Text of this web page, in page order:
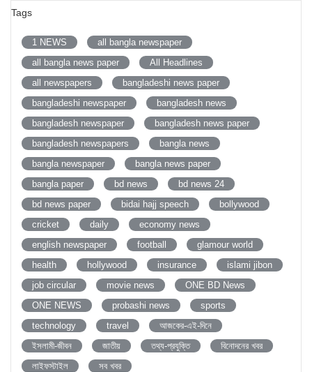
Tags
1 NEWS
all bangla newspaper
all bangla news paper
All Headlines
all newspapers
bangladeshi news paper
bangladeshi newspaper
bangladesh news
bangladesh newspaper
bangladesh news paper
bangladesh newspapers
bangla news
bangla newspaper
bangla news paper
bangla paper
bd news
bd news 24
bd news paper
bidai hajj speech
bollywood
cricket
daily
economy news
english newspaper
football
glamour world
health
hollywood insurance
islami jibon
job circular
movie news
ONE BD News
ONE NEWS
probashi news
sports
technology
travel
আজকের-এই-দিনে
ইসলামী-জীবন
জাতীয় তথ্য-প্রযুক্তি
বিনোদনের খবর
লাইফস্টাইল
সব খবর